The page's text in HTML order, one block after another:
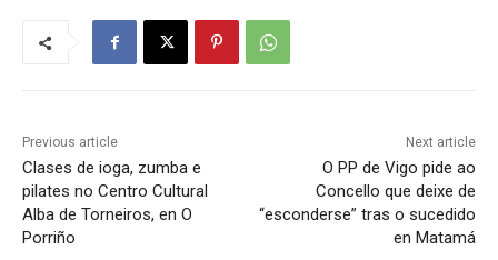
Previous article
Clases de ioga, zumba e
pilates no Centro Cultural
Alba de Torneiros, en O
Porriño
Next article
O PP de Vigo pide ao
Concello que deixe de
“esconderse” tras o sucedido
en Matamá